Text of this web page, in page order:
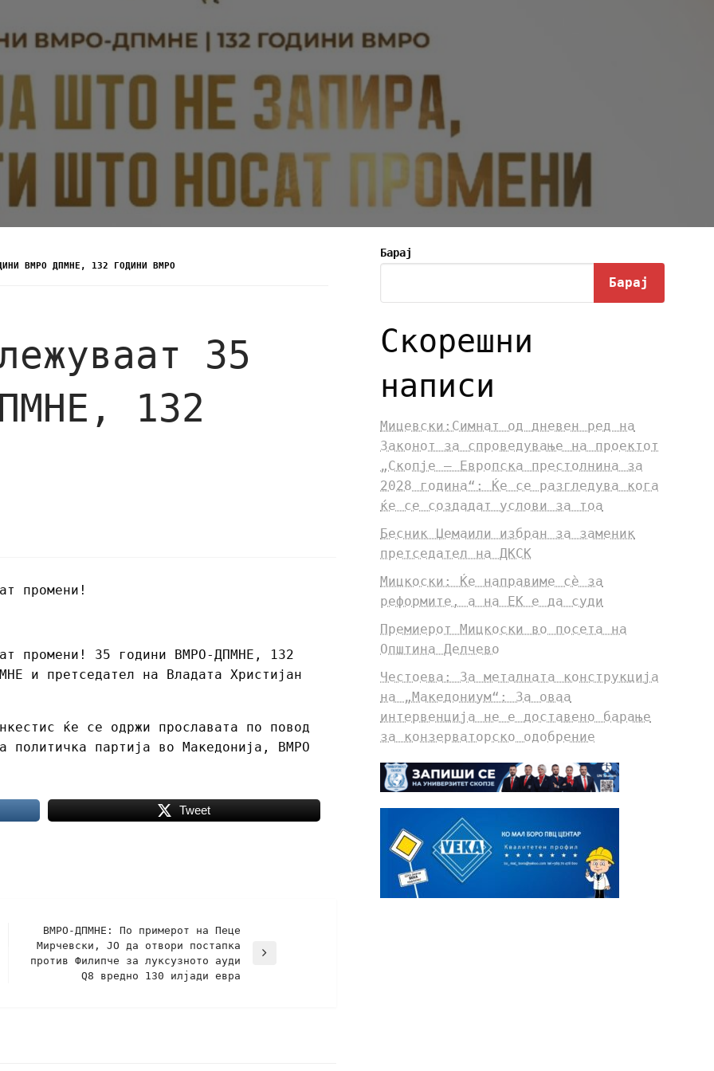
ВМРО ДПМНЕ, 132 ГОДИНИ ВМРО
35
132
промени!
промени! 35 години ВМРО-ДПМНЕ, 132
и претседател на Владата Христијан
ќе се одржи прославата по повод
политичка партија во Македонија, ВМРО
Tweet
ВМРО-ДПМНЕ: По примерот на Пеце
Мирчевски, ЈО да отвори постапка
против Филипче за луксузното ауди
Q8 вредно 130 илјади евра
Барај
Барај
Скорешни
написи
Мицевски:Симнат од дневен ред на
Законот за спроведување на проектот
„Скопје – Европска престолнина за
2028 година“: Ќе се разгледува кога
ќе се создадат услови за тоа
Бесник Џемаили избран за заменик
претседател на ДКСК
Мицкоски: Ќе направиме сè за
реформите, а на ЕК е да суди
Премиерот Мицкоски во посета на
Општина Делчево
Честоева: За металната конструкција
на „Македониум“: За оваа
интервенција не е доставено барање
за конзерваторско одобрение